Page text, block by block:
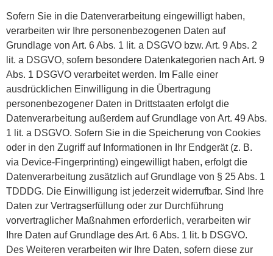
Sofern Sie in die Datenverarbeitung eingewilligt haben,
verarbeiten wir Ihre personenbezogenen Daten auf
Grundlage von Art. 6 Abs. 1 lit. a DSGVO bzw. Art. 9 Abs. 2
lit. a DSGVO, sofern besondere Datenkategorien nach Art. 9
Abs. 1 DSGVO verarbeitet werden. Im Falle einer
ausdrücklichen Einwilligung in die Übertragung
personenbezogener Daten in Drittstaaten erfolgt die
Datenverarbeitung außerdem auf Grundlage von Art. 49 Abs.
1 lit. a DSGVO. Sofern Sie in die Speicherung von Cookies
oder in den Zugriff auf Informationen in Ihr Endgerät (z. B.
via Device-Fingerprinting) eingewilligt haben, erfolgt die
Datenverarbeitung zusätzlich auf Grundlage von § 25 Abs. 1
TDDDG. Die Einwilligung ist jederzeit widerrufbar. Sind Ihre
Daten zur Vertragserfüllung oder zur Durchführung
vorvertraglicher Maßnahmen erforderlich, verarbeiten wir
Ihre Daten auf Grundlage des Art. 6 Abs. 1 lit. b DSGVO.
Des Weiteren verarbeiten wir Ihre Daten, sofern diese zur